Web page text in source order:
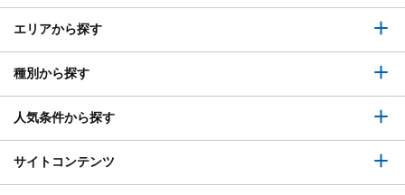
エリアから探す
種別から探す
人気条件から探す
サイトコンテンツ